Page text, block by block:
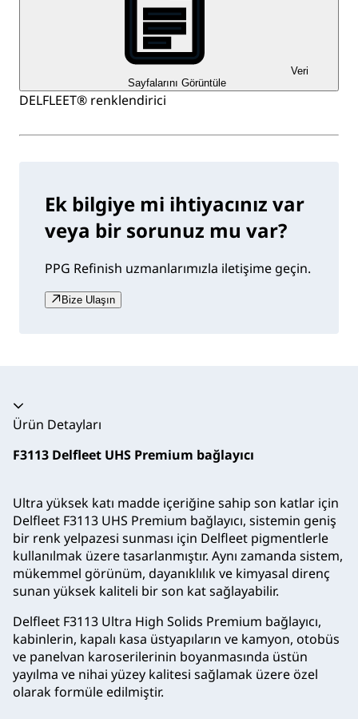
Veri
Sayfalarını Görüntüle
DELFLEET® renklendirici
Ek bilgiye mi ihtiyacınız var
veya bir sorunuz mu var?
PPG Refinish uzmanlarımızla iletişime geçin.
Bize Ulaşın
Akordeon daraltıldı
Ürün Detayları
F3113 Delfleet UHS Premium bağlayıcı
Ultra yüksek katı madde içeriğine sahip son katlar için
Delfleet F3113 UHS Premium bağlayıcı, sistemin geniş
bir renk yelpazesi sunması için Delfleet pigmentlerle
kullanılmak üzere tasarlanmıştır. Aynı zamanda sistem,
mükemmel görünüm, dayanıklılık ve kimyasal direnç
sunan yüksek kaliteli bir son kat sağlayabilir.
Delfleet F3113 Ultra High Solids Premium bağlayıcı,
kabinlerin, kapalı kasa üstyapıların ve kamyon, otobüs
ve panelvan karoserilerinin boyanmasında üstün
yayılma ve nihai yüzey kalitesi sağlamak üzere özel
olarak formüle edilmiştir.